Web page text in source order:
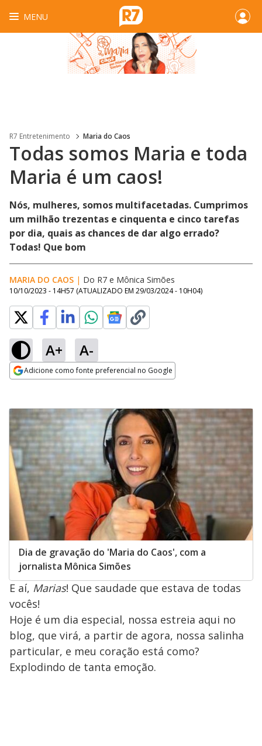
MENU
R7 Entretenimento Maria do Caos
Todas somos Maria e toda
Maria é um caos!
Nós, mulheres, somos multifacetadas. Cumprimos
um milhão trezentas e cinquenta e cinco tarefas
por dia, quais as chances de dar algo errado?
Todas! Que bom
MARIA DO CAOS | Do R7 e Mônica Simões
10/10/2023 - 14H57 (ATUALIZADO EM 29/03/2024 - 10H04)
A+ A-
Adicione como fonte preferencial no Google
Dia de gravação do 'Maria do Caos', com a
jornalista Mônica Simões
E aí, Marias! Que saudade que estava de todas
vocês!
Hoje é um dia especial, nossa estreia aqui no
blog, que virá, a partir de agora, nossa salinha
particular, e meu coração está como?
Explodindo de tanta emoção.